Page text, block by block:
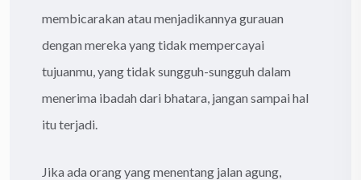
membicarakan atau menjadikannya gurauan
dengan mereka yang tidak mempercayai
tujuanmu, yang tidak sungguh-sungguh dalam
menerima ibadah dari bhatara, jangan sampai hal
itu terjadi.
Jika ada orang yang menentang jalan agung,